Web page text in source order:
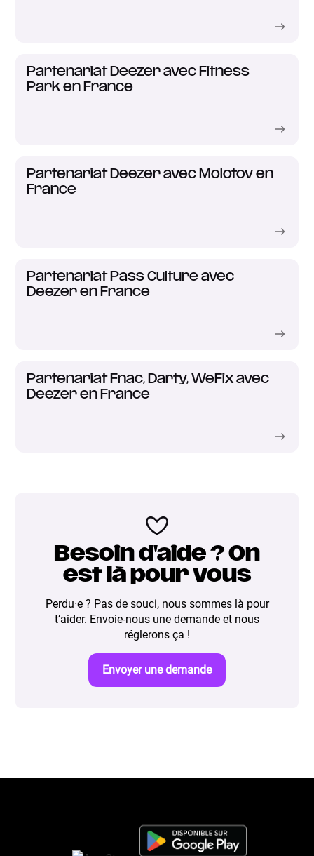
Partenariat Deezer avec Fitness
Park en France
Partenariat Deezer avec Molotov en
France
Partenariat Pass Culture avec
Deezer en France
Partenariat Fnac, Darty, WeFix avec
Deezer en France
Besoin d'aide ? On
est là pour vous
Perdu·e ? Pas de souci, nous sommes là pour
t’aider. Envoie-nous une demande et nous
réglerons ça !
Envoyer une demande